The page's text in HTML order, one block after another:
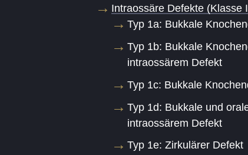
Intraossäre Defekte (Klasse
Typ 1a: Bukkale
Typ 1b: Bukkale
intraossärem Defekt
Typ 1c: Bukkale
Typ 1d: Bukkale und
intraossärem Defekt
Typ 1e: Zirkulärer Defekt